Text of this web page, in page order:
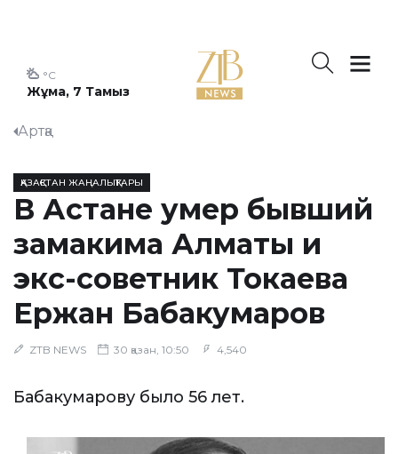
Жұма, 7 Тамыз
°C
Артқа
ҚАЗАҚСТАН ЖАҢАЛЫҚТАРЫ
В Астане умер бывший
замакима Алматы и
экс-советник Токаева
Ержан Бабакумаров
ZTB NEWS 30 қазан, 10:50 4,540
Бабакумарову было 56 лет.